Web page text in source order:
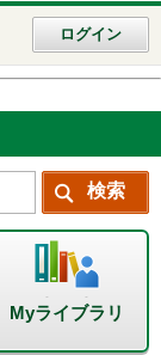
ログイン
Myライブラリ